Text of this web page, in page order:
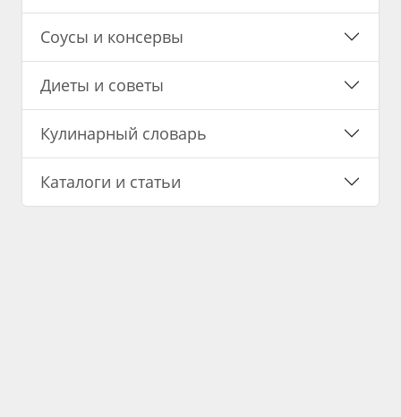
Соусы и консервы
Диеты и советы
Кулинарный словарь
Каталоги и статьи